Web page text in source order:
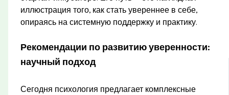
иллюстрация того, как стать увереннее в себе,
опираясь на системную поддержку и практику.
Рекомендации по развитию уверенности:
научный подход
Сегодня психология предлагает комплексные